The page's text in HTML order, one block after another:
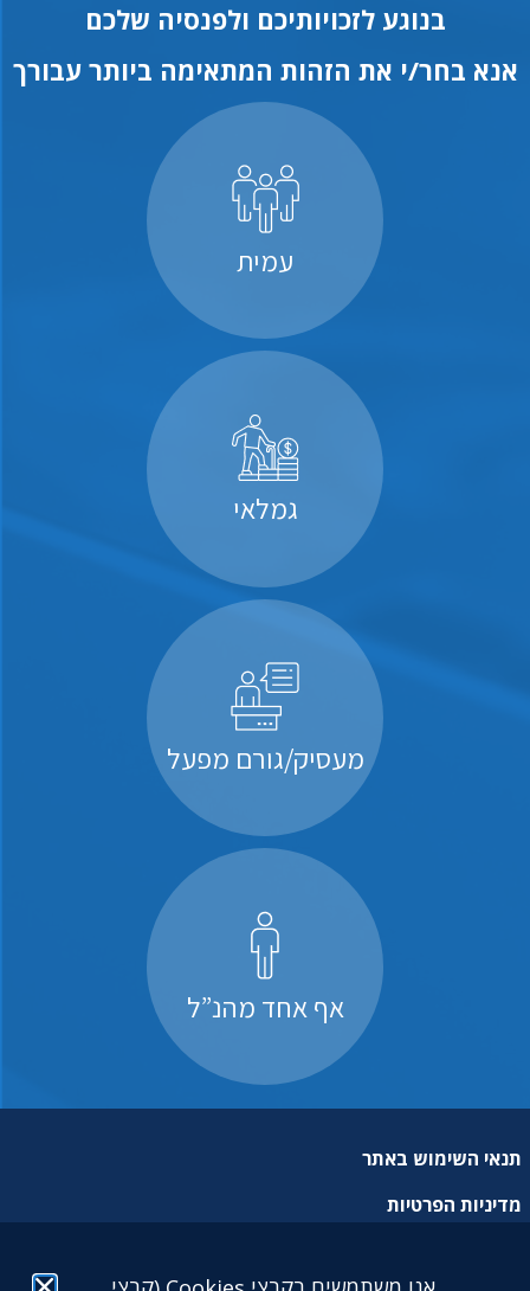
בנוגע לזכויותיכם ולפנסיה שלכם
אנא בחר/י את הזהות המתאימה ביותר עבורך
עמית
גמלאי
מעסיק/גורם מפעל
אף אחד מהנ”ל
תנאי השימוש באתר
מדיניות הפרטיות